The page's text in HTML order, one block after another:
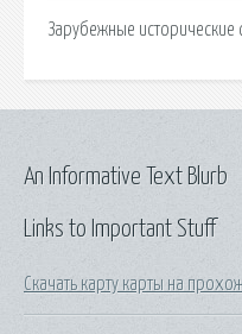
Зарубежные исторические
Links to Important Stuff
Скачать карту карты на
An Informative Text Blurb